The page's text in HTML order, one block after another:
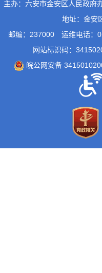
主办：六安市金安区人民政府
地址：金安
邮编：237000
运维电话：
网站标识码：
皖公网安备